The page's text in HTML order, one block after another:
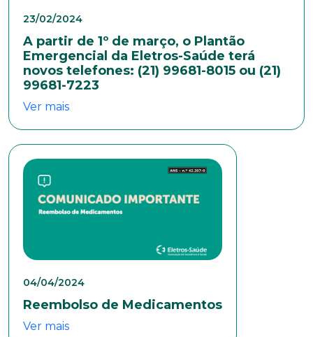
23/02/2024
A partir de 1º de março, o Plantão
Emergencial da Eletros-Saúde terá
novos telefones: (21) 99681-8015 ou (21)
99681-7223
Ver mais
04/04/2024
Reembolso de Medicamentos
Ver mais
E-mail*
Telefone
Bairro
Cidade
Naturalidade